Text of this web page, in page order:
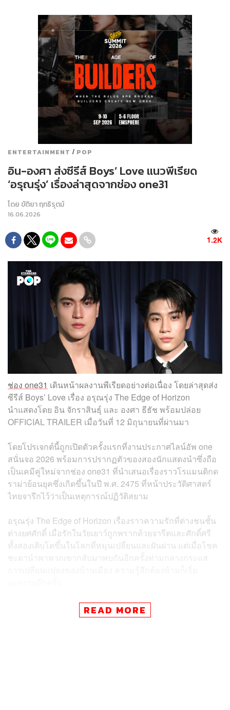
ENTERTAINMENT / POP
อิน-องศา ส่งซีรีส์ Boys’ Love แนวพีเรียด
‘อรุณรุ่ง’ เรื่องล่าสุดจากช่อง one31
โดย ขัติยา ฤทธิรุตม์
16.06.2026
1.2K
ช่อง one31 เดินหน้าผลงานพีเรียดอย่างต่อเนื่อง โดยล่าสุดส่ง
ซีรีส์ Boys’ Love เรื่อง อรุณรุ่ง The Edge of Horizon
นำแสดงโดย อิน จักราสินธุ์ และ องศา ธีธัช พร้อมปล่อย
OFFICIAL TRAILER เมื่อวันที่ 12 มิถุนายนที่ผ่านมา
โดยโปรเจกต์นี้ถูกเปิดตัวครั้งแรกที่งานประกาศไลน์อัพ one
สนั่นจอ 2026 พร้อมการปรากฏตัวของสองนักแสดงนำซึ่งถือ
เป็นเคมีคู่ใหม่จากช่อง one31 ที่นำเสนอเรื่องราวโรแมนติกด
ราม่าย้อนยุคซึ่งเกิดขึ้นในปี พ.ศ. 2475 ที่หน้าประวัติศาสตร์
ไทยจารึกไว้ว่าเป็นเหตุการณ์ปฏิวัติสยาม
อรุณรุ่ง The Edge of Horizon เรื่องราวความรักที่ต่างชนชั้น
ต่างยศศักดิ์ เมื่อรักในวัยเยาว์ถูกพรากด้วยจารีตและศักดิ์ศรี
ทั้งสองเติบโตขึ้นในโลกที่หมุนเปลี่ยนและผันผ่าน แต่เมื่อโชค
ชะตานำพาพวกเขากลับมาพบกันอีกครั้งท่ามกลางกระแส
ซึ่งนอกจากเรื่องราวพีเรียดย้อนยุคแล้ว ยังเสริมทัพด้วยนัก
แสดงรุ่นใหญ่อย่าง ชาย ชาตโยดม และ แหม่ม คัทลียา พร้อม
READ MORE